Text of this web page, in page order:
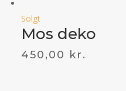
Solgt
Mos deko
450,00 kr.